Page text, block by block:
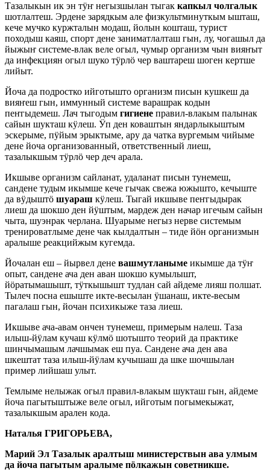
Тазалыкын ик эн тӱҥ негызшылан тыгак капкыл чолгалык
шотлалтеш. Эрдене зарядкым але физкультминуткым ышташ,
кече мучко куржталын модаш, йолын кошташ, турист
походыш каяш, спорт дене заниматлалташ гын, лу, чогашыл да
йыжыҥ системе-влак веле огыл, чумыр организм чын вияҥыт
да инфекциян огыл шуко тӱрлӧ чер ваштареш шоген кертше
лийыт.
Йоча да подростко ийготышто организм писын кушкеш да
вияҥеш гын, иммунный системе варашрак кодын
пеҥгыдемеш. Лач тыгодым гигиене правил-влакым палынак
сайын шукташ кӱлеш. Ӱп ден коваштын яндарлыкыштым
эскерыме, пӱйым эрыктыме, ару да чатка вургемым чийыме
дене йоча организованный, ответственный лиеш,
тазалыкшым тӱрлӧ чер деч арала.
Икшыве организм сайланат, удаланат писын тунемеш,
сандене тудым икымше кече гычак свежа южышто, кечыште
да вӱдыштӧ шуараш кӱлеш. Тыгай икшыве пеҥгыдырак
лиеш да шокшо ден йӱштым, мардеж ден начар игечым сайын
чыта, шуэнрак черлана. Шуарыме негыз нерве системым
тренироватлыме дене чак кылдалтын – тиде йӧн организмын
аралыше реакцийжым кугемда.
Йочалан еш – йырвел дене вашмутланыме икымше да тӱҥ
опыт, сандене ача ден аван шокшо кумылышт,
йӧратымашышт, тӱткышышт тудлан сай айдеме лияш полшат.
Тылеч посна ешыште икте-весылан ӱшанаш, икте-весым
пагалаш гын, йочан психикыже таза лиеш.
Икшыве ача-авам ончен тунемеш, примерым налеш. Таза
илыш-йӱлам кучаш кӱлмӧ шотышто теорий да практике
шинчымашым лачшымак еш пуа. Сандене ача ден ава
шкештат таза илыш-йӱлам кучышаш да шке шочшылан
пример лийшаш улыт.
Темлыме нелыжак огыл правил-влакым шукташ гын, айдеме
йоча пагытыштыже веле огыл, ийготым погымекыжат,
тазалыкшым арален кода.
Наталья ГРИГОРЬЕВА,
Марий Эл Тазалык аралтыш министерствын ава улмым
да йоча пагытым аралыме пӧлкажын советникше.